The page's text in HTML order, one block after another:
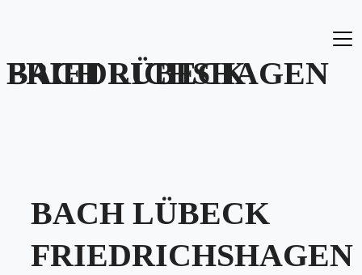
BACH LÜBECK FRIEDRICHSHAGEN
BACH LÜBECK
FRIEDRICHSHAGEN